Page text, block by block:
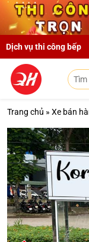
Skip to main content
Dịch vụ thi công bếp
Trang chủ » Xe bán